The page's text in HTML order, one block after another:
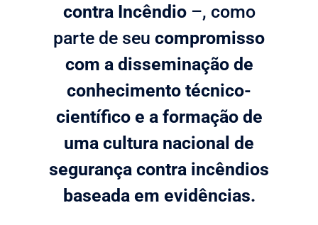
contra Incêndio–, como
parte de seu compromisso
com a disseminação de
conhecimento técnico-
científico e a formação de
uma cultura nacional de
segurança contra incêndios
baseada em evidências.